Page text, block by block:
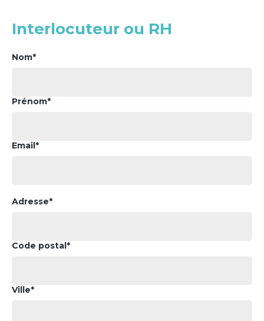
Interlocuteur ou RH
Nom*
Prénom*
Email*
Adresse*
Code postal*
Ville*